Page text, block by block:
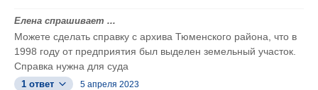
Елена спрашивает ...
Можете сделать справку с архива Тюменского района, что в
1998 году от предприятия был выделен земельный участок.
Справка нужна для суда
1 ответ 5 апреля 2023